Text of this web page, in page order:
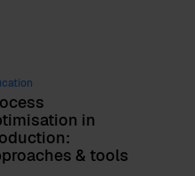
in
& tools